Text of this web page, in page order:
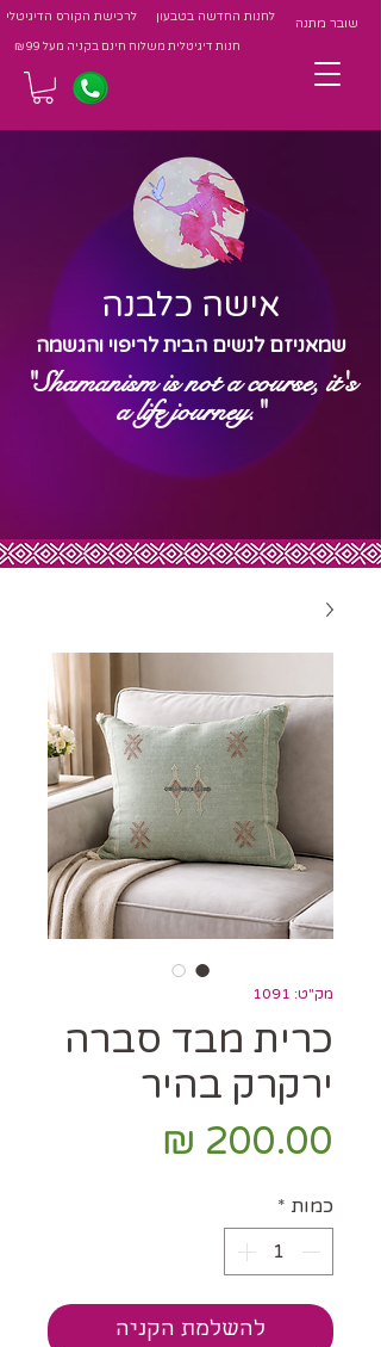
לרכישת הקורס הדיגיטלי לחנות החדשה בטבעון
חנות דיגיטלית משלוח חינם בקניה מעל 99 ₪
שובר מתנה
אישה כלבנה
שמאניזם לנשים הבית לריפוי והגשמה
"Shamanism is not a course, it's
a life journey."
מק"ט: 1091
כרית מבד סברה
ירקרק בהיר
כמות *
להשלמת הקניה